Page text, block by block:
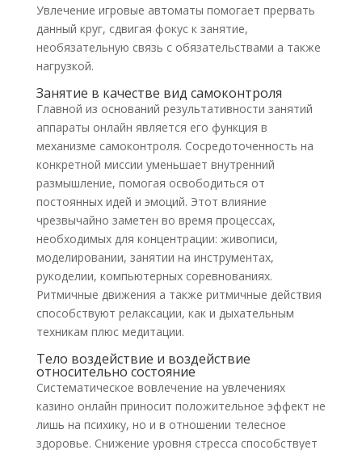
Увлечение игровые автоматы помогает прервать
данный круг, сдвигая фокус к занятие,
необязательную связь с обязательствами а также
нагрузкой.
Занятие в качестве вид самоконтроля
Главной из оснований результативности занятий
аппараты онлайн является его функция в
механизме самоконтроля. Сосредоточенность на
конкретной миссии уменьшает внутренний
размышление, помогая освободиться от
постоянных идей и эмоций. Этот влияние
чрезвычайно заметен во время процессах,
необходимых для концентрации: живописи,
моделировании, занятии на инструментах,
рукоделии, компьютерных соревнованиях.
Ритмичные движения а также ритмичные действия
способствуют релаксации, как и дыхательным
техникам плюс медитации.
Тело воздействие и воздействие
относительно состояние
Систематическое вовлечение на увлечениях
казино онлайн приносит положительное эффект не
лишь на психику, но и в отношении телесное
здоровье. Снижение уровня стресса способствует